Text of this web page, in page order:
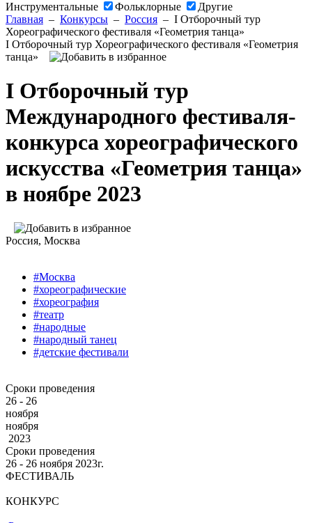
Инструментальные
Фольклорные
Другие
Главная – Конкурсы – Россия – I Отборочный тур
Хореографического фестиваля «Геометрия танца»
I Отборочный тур Хореографического фестиваля «Геометрия
танца»
I Отборочный тур
Международного фестиваля-
конкурса хореографического
искусства «Геометрия танца»
в ноябре 2023
Россия, Москва
#Москва
#хореографические
#хореография
#театр
#народные
#народный танец
#детские фестивали
Сроки проведения
26 - 26
ноября
ноября
2023
Сроки проведения
26 ‐ 26 ноября 2023г.
ФЕСТИВАЛЬ
КОНКУРС